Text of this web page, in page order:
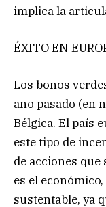
implica la
ÉXITO EN
Los bonos
año pasado (en
Bélgica. El país
este tipo de
de acciones que
es el
sustentable, ya